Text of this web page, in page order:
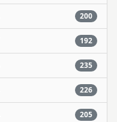
200
192
235
226
205